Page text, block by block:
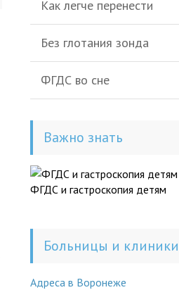
Как легче перенести
Без глотания зонда
ФГДС во сне
Важно знать
ФГДС и гастроскопия детям
Больницы и клиники
Адреса в Воронеже